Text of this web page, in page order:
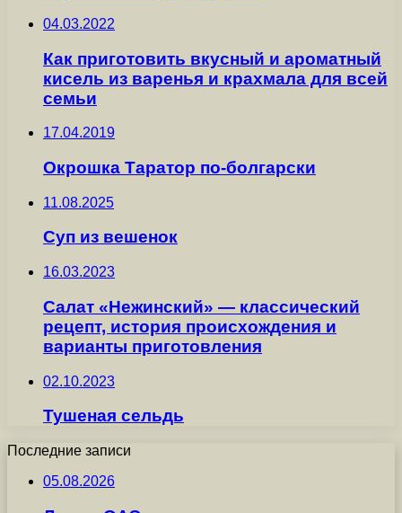
04.03.2022
Как приготовить вкусный и ароматный
кисель из варенья и крахмала для всей
семьи
17.04.2019
Окрошка Таратор по-болгарски
11.08.2025
Суп из вешенок
16.03.2023
Салат «Нежинский» — классический
рецепт, история происхождения и
варианты приготовления
02.10.2023
Тушеная сельдь
Последние записи
05.08.2026